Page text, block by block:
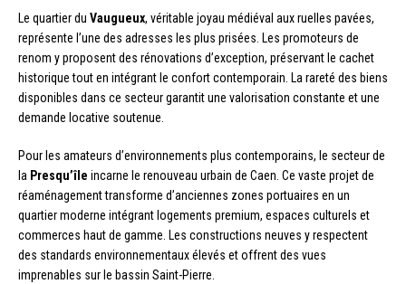
Le quartier du Vaugueux, véritable joyau médiéval aux ruelles pavées,
représente l’une des adresses les plus prisées. Les promoteurs de
renom y proposent des rénovations d’exception, préservant le cachet
historique tout en intégrant le confort contemporain. La rareté des biens
disponibles dans ce secteur garantit une valorisation constante et une
demande locative soutenue.
Pour les amateurs d’environnements plus contemporains, le secteur de
la Presqu’île incarne le renouveau urbain de Caen. Ce vaste projet de
réaménagement transforme d’anciennes zones portuaires en un
quartier moderne intégrant logements premium, espaces culturels et
commerces haut de gamme. Les constructions neuves y respectent
des standards environnementaux élevés et offrent des vues
imprenables sur le bassin Saint-Pierre.